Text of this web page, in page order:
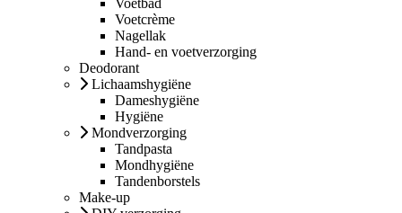
Voetcrème
Nagellak
Hand- en voetverzorging
Deodorant
Lichaamshygiëne
Dameshygiëne
Hygiëne
Mondverzorging
Tandpasta
Mondhygiëne
Tandenborstels
Make-up